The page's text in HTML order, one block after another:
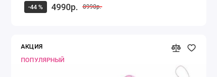
-44 % 4990р. 8990р.
АКЦИЯ
ПОПУЛЯРНЫЙ